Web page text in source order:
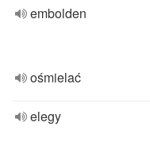
embolden
ośmielać
elegy